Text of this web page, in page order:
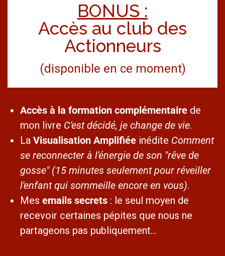
BONUS :
Accès au club des
Actionneurs
(disponible en ce moment)
Accès à la formation complémentaire de
mon livre C'est décidé, je change de vie.
La Visualisation Amplifiée inédite Comment
se reconnecter à l'énergie de son "rêve de
gosse" (15 minutes seulement pour réveiller
l'enfant qui sommeille encore en vous).
Mes emails secrets : le seul moyen de
recevoir certaines pépites que nous ne
partageons pas publiquement...